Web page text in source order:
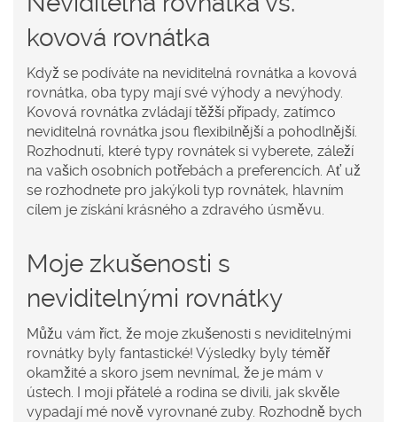
kovová rovnátka
Když se podíváte na neviditelná rovnátka a kovová
rovnátka, oba typy mají své výhody a nevýhody.
Kovová rovnátka zvládají těžší případy, zatímco
neviditelná rovnátka jsou flexibilnější a pohodlnější.
Rozhodnutí, které typy rovnátek si vyberete, záleží
na vašich osobních potřebách a preferencích. Ať už
se rozhodnete pro jakýkoli typ rovnátek, hlavním
cílem je získání krásného a zdravého úsměvu.
Moje zkušenosti s
neviditelnými rovnátky
Můžu vám říct, že moje zkušenosti s neviditelnými
rovnátky byly fantastické! Výsledky byly téměř
okamžité a skoro jsem nevnímal, že je mám v
ústech. I moji přátelé a rodina se divili, jak skvěle
vypadají mé nově vyrovnané zuby. Rozhodně bych